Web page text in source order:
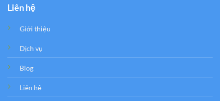
Liên hệ
Giới thiệu
Dịch vụ
Blog
Liên hệ